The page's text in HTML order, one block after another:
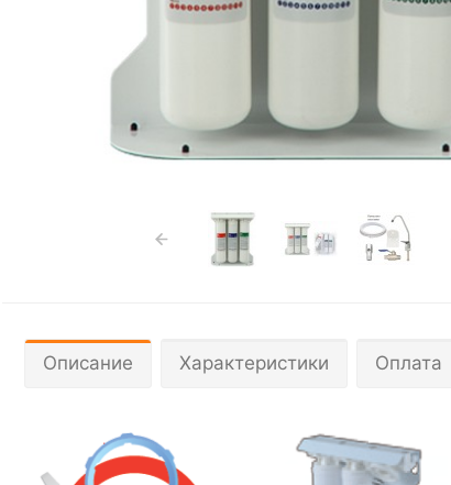
Описание Характеристики Оплата